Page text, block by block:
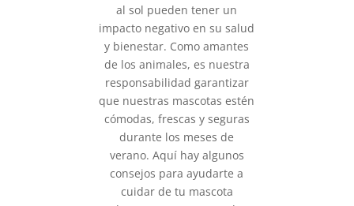
al sol pueden tener un
impacto negativo en su salud
y bienestar. Como amantes
de los animales, es nuestra
responsabilidad garantizar
que nuestras mascotas estén
cómodas, frescas y seguras
durante los meses de
verano. Aquí hay algunos
consejos para ayudarte a
cuidar de tu mascota